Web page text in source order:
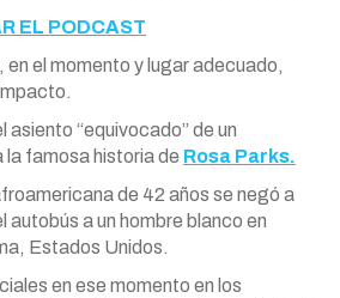
EL PODCAST
en el momento y lugar adecuado,
asiento “equivocado” de un
famosa historia de Rosa Parks.
de 42 años se negó a
autobús a un hombre blanco en
Estados Unidos.
en ese momento en los